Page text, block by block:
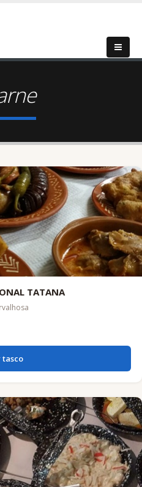
TATANA
tasco